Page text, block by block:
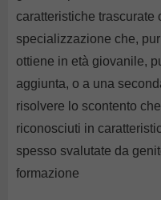
caratteristiche trascurate
specializzazione che,
ottiene in età giovanile,
aggiunta, o a una
risolvere lo scontento
riconosciuti in
spesso svalutate da
formazione